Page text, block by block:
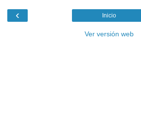
‹ Inicio
Ver versión web